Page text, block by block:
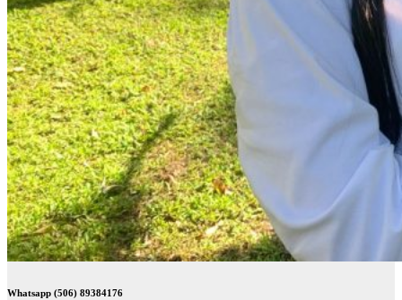
Whatsapp (506) 89384176